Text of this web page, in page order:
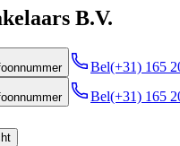
B.V.
Bel(+31) 165
Bel(+31) 165